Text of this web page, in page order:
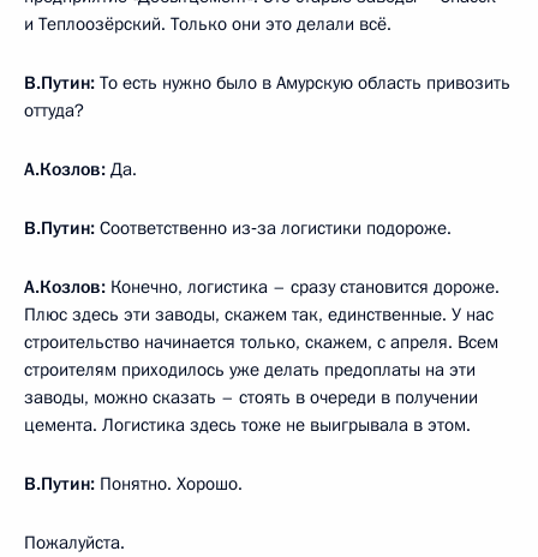
и Теплоозёрский. Только они это делали всё.
В.Путин: То есть нужно было в Амурскую область привозить
оттуда?
А.Козлов: Да.
В.Путин: Соответственно из‑за логистики подороже.
А.Козлов: Конечно, логистика – сразу становится дороже.
Плюс здесь эти заводы, скажем так, единственные. У нас
строительство начинается только, скажем, с апреля. Всем
строителям приходилось уже делать предоплаты на эти
заводы, можно сказать – стоять в очереди в получении
цемента. Логистика здесь тоже не выигрывала в этом.
В.Путин: Понятно. Хорошо.
Пожалуйста.